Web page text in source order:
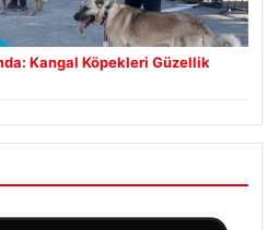
Kangal Köpekleri Güzellik